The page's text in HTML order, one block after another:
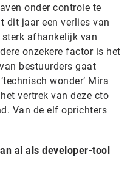
onder controle te
dit jaar een verlies van
afhankelijk van
onzekere factor is het
bestuurders gaat
wonder’ Mira
vertrek van deze cto
Van de elf oprichters
ai als developer-tool